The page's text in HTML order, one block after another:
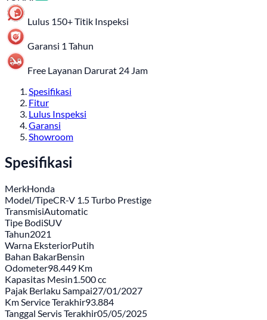
Lulus 150+ Titik Inspeksi
Garansi 1 Tahun
Free Layanan Darurat 24 Jam
Spesifikasi
Fitur
Lulus Inspeksi
Garansi
Showroom
Spesifikasi
MerkHonda
Model/TipeCR-V 1.5 Turbo Prestige
TransmisiAutomatic
Tipe BodiSUV
Tahun2021
Warna EksteriorPutih
Bahan BakarBensin
Odometer98.449 Km
Kapasitas Mesin1.500 cc
Pajak Berlaku Sampai27/01/2027
Km Service Terakhir93.884
Tanggal Servis Terakhir05/05/2025